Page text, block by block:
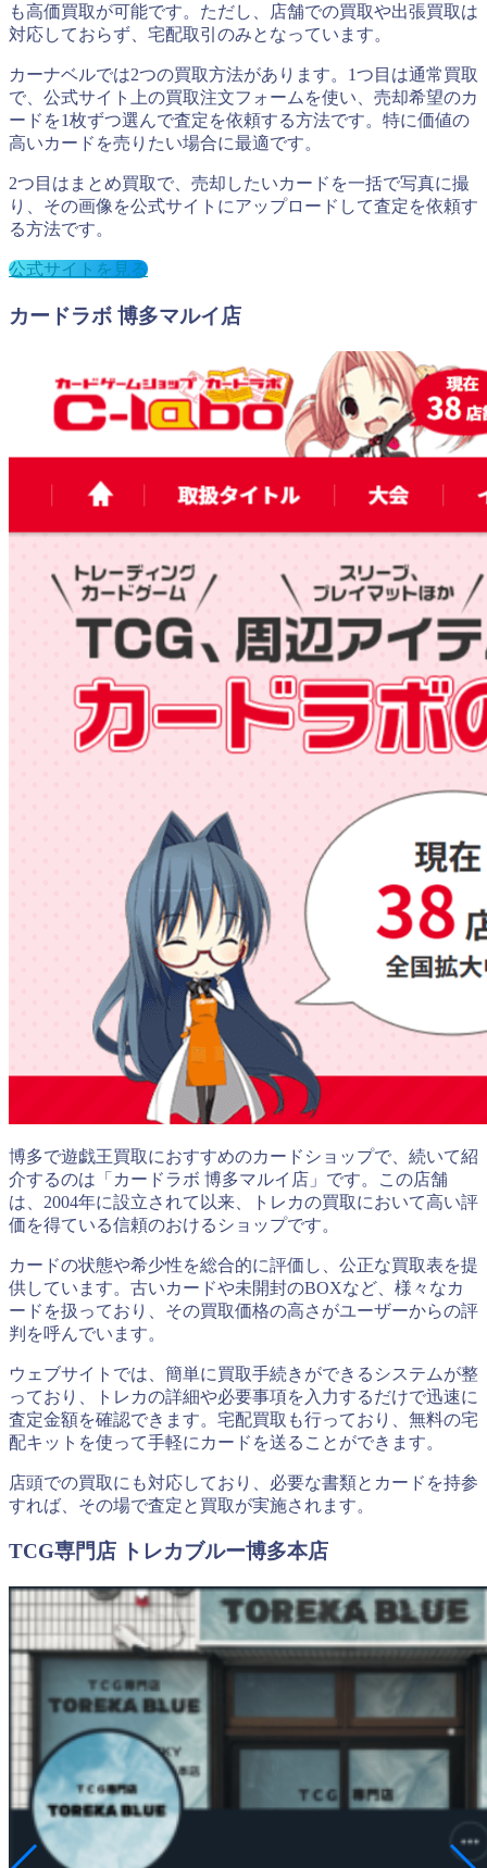
も高価買取が可能です。ただし、店舗での買取や出張買取は
対応しておらず、宅配取引のみとなっています。
カーナベルでは2つの買取方法があります。1つ目は通常買取
で、公式サイト上の買取注文フォームを使い、売却希望のカ
ードを1枚ずつ選んで査定を依頼する方法です。特に価値の
高いカードを売りたい場合に最適です。
2つ目はまとめ買取で、売却したいカードを一括で写真に撮
り、その画像を公式サイトにアップロードして査定を依頼す
る方法です。
公式サイトを見る
カードラボ 博多マルイ店
博多で遊戯王買取におすすめのカードショップで、続いて紹
介するのは「カードラボ 博多マルイ店」です。この店舗
は、2004年に設立されて以来、トレカの買取において高い評
価を得ている信頼のおけるショップです。
カードの状態や希少性を総合的に評価し、公正な買取表を提
供しています。古いカードや未開封のBOXなど、様々なカ
ードを扱っており、その買取価格の高さがユーザーからの評
判を呼んでいます。
ウェブサイトでは、簡単に買取手続きができるシステムが整
っており、トレカの詳細や必要事項を入力するだけで迅速に
査定金額を確認できます。宅配買取も行っており、無料の宅
配キットを使って手軽にカードを送ることができます。
店頭での買取にも対応しており、必要な書類とカードを持参
すれば、その場で査定と買取が実施されます。
TCG専門店 トレカブルー博多本店